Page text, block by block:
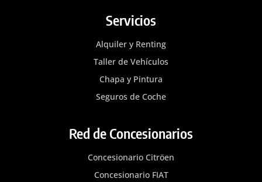
Servicios
Alquiler y Renting
Taller de Vehículos
Chapa y Pintura
Seguros de Coche
Red de Concesionarios
Concesionario Citröen
Concesionario FIAT